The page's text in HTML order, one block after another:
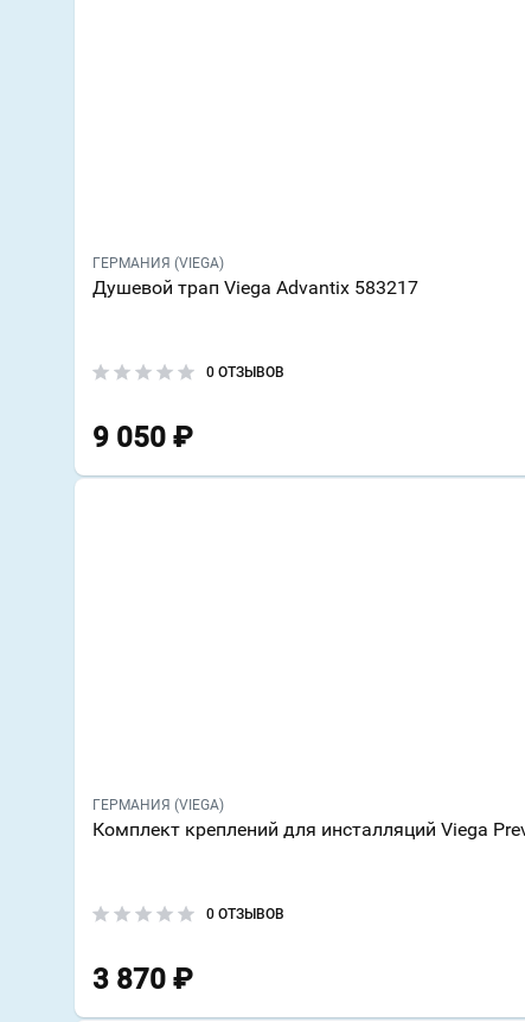
ГЕРМАНИЯ (VIEGA)
Душевой трап Viega Advantix 583217
0 ОТЗЫВОВ
9 050 ₽
ГЕРМАНИЯ (VIEGA)
Комплект креплений для инсталляций Viega
0 ОТЗЫВОВ
3 870 ₽